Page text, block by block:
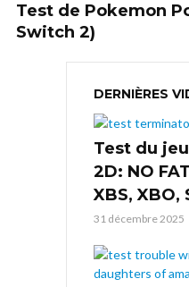
Test de Pokemon
Switch 2)
DERNIÈRES
Test du
2D: NO
XBS, XBO,
31 décembre 2025